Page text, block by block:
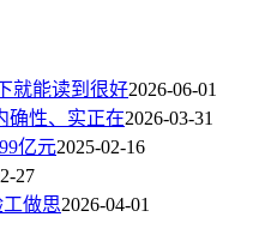
就能读到很好2026-06-01
确性、实正在2026-03-31
亿元2025-02-16
27
做思2026-04-01